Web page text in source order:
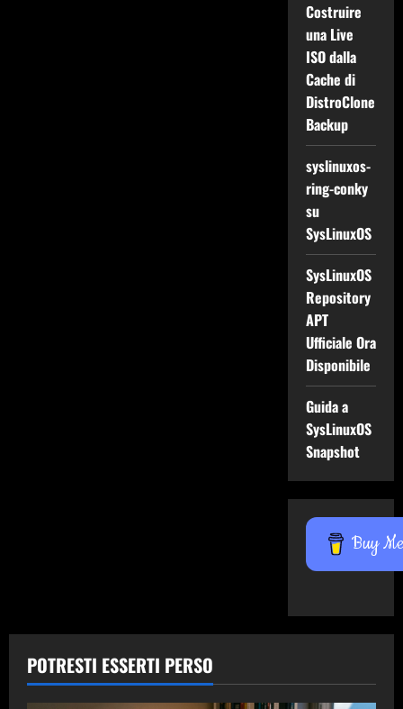
Costruire
una Live
ISO dalla
Cache di
DistroClone
Backup
syslinuxos-
ring-conky
su
SysLinuxOS
SysLinuxOS
Repository
APT
Ufficiale Ora
Disponibile
Guida a
SysLinuxOS
Snapshot
Buy
POTRESTI ESSERTI PERSO